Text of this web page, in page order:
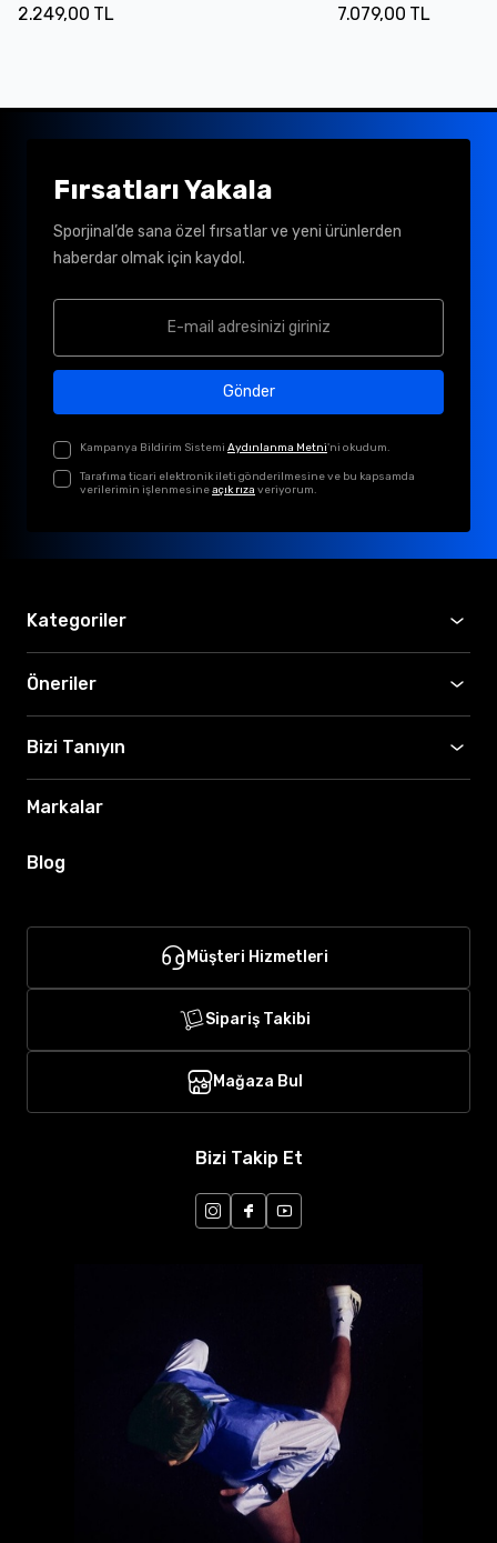
2.249,00 TL 7.079,00 TL
Fırsatları Yakala
Sporjinal’de sana özel fırsatlar ve yeni ürünlerden
haberdar olmak için kaydol.
Gönder
Kampanya Bildirim Sistemi Aydınlanma Metni'ni okudum.
Tarafıma ticari elektronik ileti gönderilmesine ve bu kapsamda
verilerimin işlenmesineaçık rıza veriyorum.
Kategoriler
Öneriler
Bizi Tanıyın
Markalar
Blog
Müşteri Hizmetleri
Sipariş Takibi
Mağaza Bul
Bizi Takip Et